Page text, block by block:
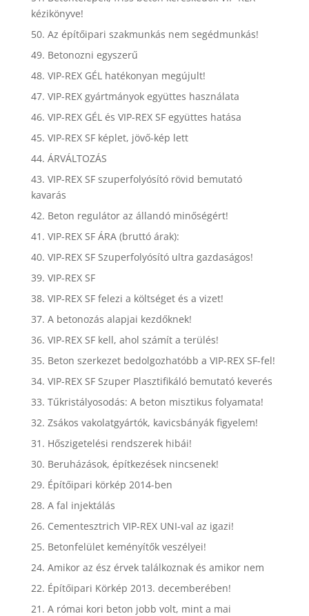
kézikönyve!
50. Az építőipari szakmunkás nem segédmunkás!
49. Betonozni egyszerű
48. VIP-REX GÉL hatékonyan megújult!
47. VIP-REX gyártmányok együttes használata
46. VIP-REX GÉL és VIP-REX SF együttes hatása
45. VIP-REX SF képlet, jövő-kép lett
44. ÁRVÁLTOZÁS
43. VIP-REX SF szuperfolyósító rövid bemutató
kavarás
42. Beton regulátor az állandó minőségért!
41. VIP-REX SF ÁRA (bruttó árak):
40. VIP-REX SF Szuperfolyósító ultra gazdaságos!
39. VIP-REX SF
38. VIP-REX SF felezi a költséget és a vizet!
37. A betonozás alapjai kezdőknek!
36. VIP-REX SF kell, ahol számít a terülés!
35. Beton szerkezet bedolgozhatóbb a VIP-REX SF-fel!
34. VIP-REX SF Szuper Plasztifikáló bemutató keverés
33. Tűkristályosodás: A beton misztikus folyamata!
32. Zsákos vakolatgyártók, kavicsbányák figyelem!
31. Hőszigetelési rendszerek hibái!
30. Beruházások, építkezések nincsenek!
29. Építőipari körkép 2014-ben
28. A fal injektálás
26. Cementesztrich VIP-REX UNI-val az igazi!
25. Betonfelület keményítők veszélyei!
24. Amikor az ész érvek találkoznak és amikor nem
22. Építőipari Körkép 2013. decemberében!
21. A római kori beton jobb volt, mint a mai